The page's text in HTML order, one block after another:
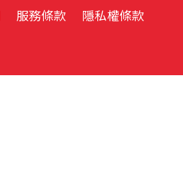
服務條款 隱私權條款